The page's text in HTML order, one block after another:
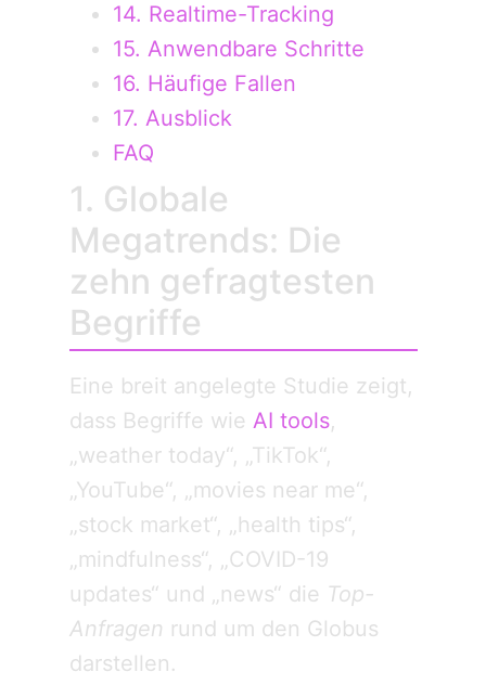
14. Realtime-Tracking
15. Anwendbare Schritte
16. Häufige Fallen
17. Ausblick
FAQ
1. Globale
Megatrends: Die
zehn gefragtesten
Begriffe
Eine breit angelegte Studie zeigt,
dass Begriffe wie AI tools,
„weather today“, „TikTok“,
„YouTube“, „movies near me“,
„stock market“, „health tips“,
„mindfulness“, „COVID-19
updates“ und „news“ die Top-
Anfragen rund um den Globus
darstellen.